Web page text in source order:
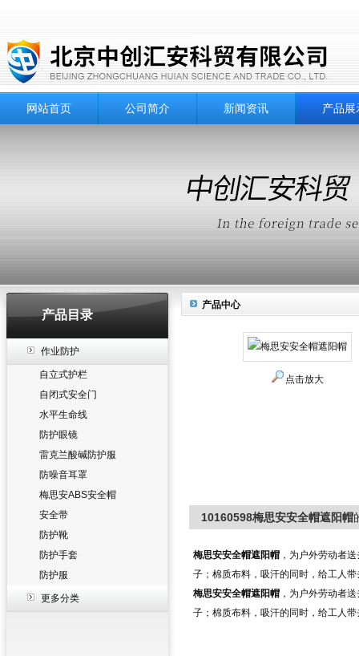
网站首页 公司简介 新闻资讯 产品展
产品目录
作业防护
自立式护栏
自闭式安全门
水平生命线
防护眼镜
雷克兰酸碱防护服
防噪音耳罩
梅思安ABS安全帽
安全带
防护靴
防护手套
防护服
更多分类
产品中心
点击放大
10160598梅思安安全帽遮阳帽
梅思安安全帽遮阳帽 ，为户外劳动者
子；棉质布料，吸汗的同时，给工人
梅思安安全帽遮阳帽 ，为户外劳动者
子；棉质布料，吸汗的同时，给工人